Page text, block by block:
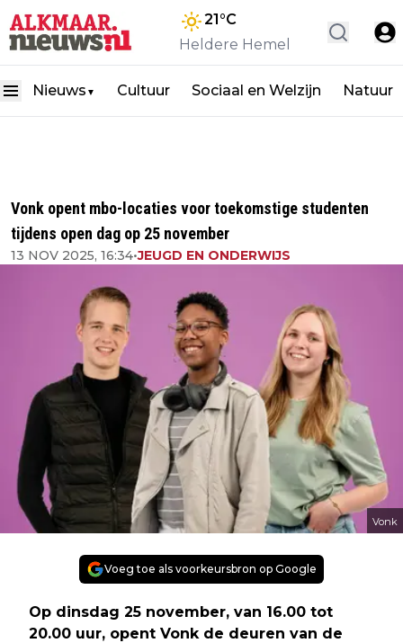
21°C
Heldere Hemel
Nieuws ▼ Cultuur Sociaal en Welzijn Natuur
Vonk opent mbo-locaties voor toekomstige studenten
tijdens open dag op 25 november
13 NOV 2025, 16:34•JEUGD EN ONDERWIJS
Vonk
Voeg toe als voorkeursbron op Google
Op dinsdag 25 november, van 16.00 tot
20.00 uur, opent Vonk de deuren van de